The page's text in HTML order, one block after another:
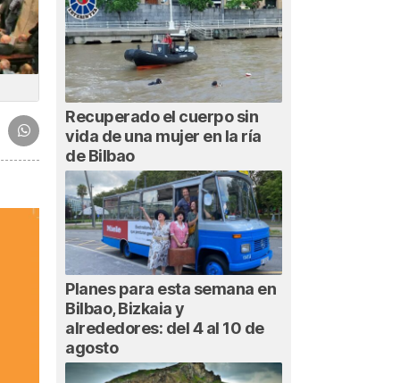
Recuperado el cuerpo sin
vida de una mujer en la ría
de Bilbao
Planes para esta semana en
Bilbao, Bizkaia y
alrededores: del 4 al 10 de
agosto